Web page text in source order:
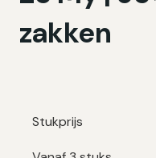
zakken
Stukprijs